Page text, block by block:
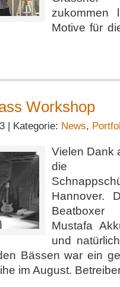
zukommen
Motive für
Workshop
| Kategorie: News,
Vielen Dank
die
Hannover.
Mustafa
und
Bässen war ein
im August.